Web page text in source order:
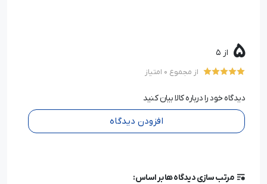
5 از 5
از مجموع 0 امتیاز
دیدگاه خود را درباره کالا بیان کنید
افزودن دیدگاه
مرتب سازی دیدگاه ها بر اساس: